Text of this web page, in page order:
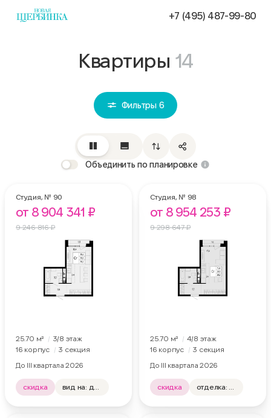
+7 (495) 487-99-80
квартиры 14
Фильтры 6
Объединить по планировке
Студия, № 90
от 8 904 341 ₽
9 246 816 ₽
25.70 м² 3/8 этаж
16 корпус
3 секция
До III квартала 2026
скидка
Студия, № 98
от 8 954 253 ₽
9 298 647 ₽
25.70 м² 4/8 этаж
16 корпус
3 секция
До III квартала 2026
скидка